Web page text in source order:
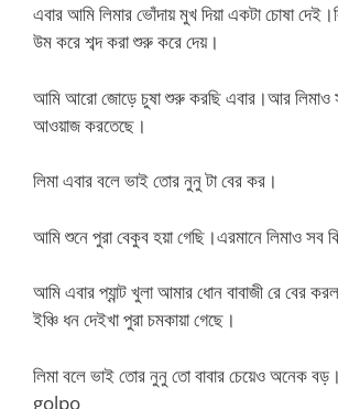
এবার আমি লিমার ভোঁদায় মুখ দিয়া একটা চোষা
উম করে শব্দ করা শুরু করে দেয়।
আমি আরো জোড়ে চুষা শুরু করছি এবার।আর লিমাও
আওয়াজ করতেছে।
লিমা এবার বলে ভাই তোর নুনু টা বের কর।
আমি শুনে পুরা বেকুব হয়া গেছি।এরমানে লিমাও সব
আমি এবার প্যান্ট খুলা আমার ধোন বাবাজী রে বের
ইঞ্চি ধন দেইখা পুরা চমকায়া গেছে।
লিমা বলে ভাই তোর নুনু তো বাবার চেয়েও অনেক
golpo